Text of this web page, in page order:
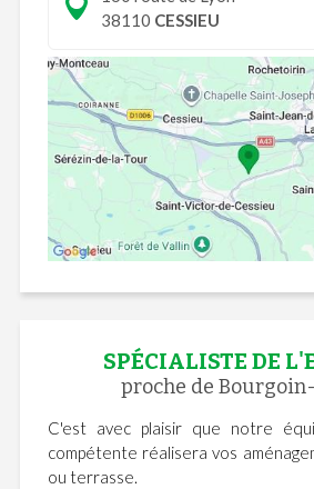
38110 CESSIEU
SPÉCIALISTE DE
proche de
C'est avec plaisir que notre
compétente réalisera vos
ou terrasse.